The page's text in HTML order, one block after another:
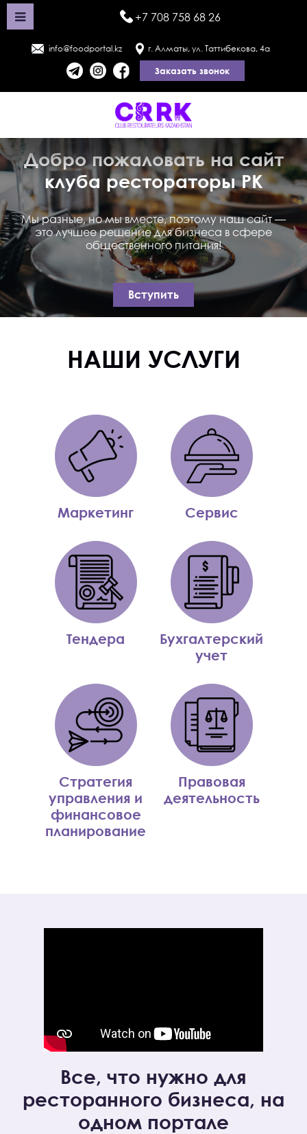
+7 708 758 68 26
info@foodportal.kz г. Алматы, ул. Таттибекова, 4а
Заказать звонок
Добро пожаловать на сайт
клуба рестораторы РК
Мы разные, но мы вместе, поэтому наш сайт —
это лучшее решение для бизнеса в сфере
общественного питания!
Вступить
НАШИ УСЛУГИ
Маркетинг Сервис
Тендера
Бухгалтерский
учет
Стратегия
управления и
финансовое
планирование
Правовая
деятельность
Все, что нужно для
ресторанного бизнеса, на
одном портале